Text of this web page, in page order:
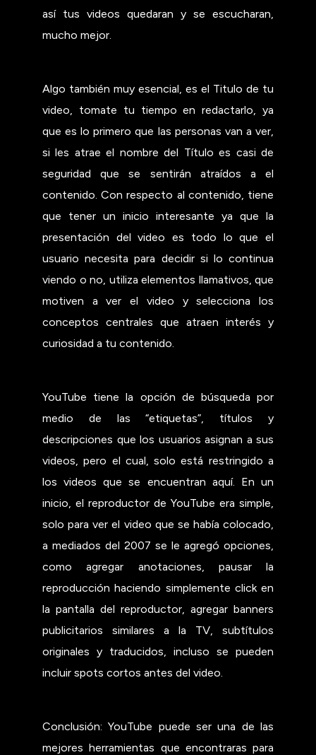
así tus videos quedaran y se escucharan,
mucho mejor.
Algo también muy esencial, es el Titulo de tu
video, tomate tu tiempo en redactarlo, ya
que es lo primero que las personas van a ver,
si les atrae el nombre del Título es casi de
seguridad que se sentirán atraídos a el
contenido. Con respecto al contenido, tiene
que tener un inicio interesante ya que la
presentación del video es todo lo que el
usuario necesita para decidir si lo continua
viendo o no, utiliza elementos llamativos, que
motiven a ver el video y selecciona los
conceptos centrales que atraen interés y
curiosidad a tu contenido.
YouTube tiene la opción de búsqueda por
medio de las “etiquetas”, títulos y
descripciones que los usuarios asignan a sus
videos, pero el cual, solo está restringido a
los videos que se encuentran aquí. En un
inicio, el reproductor de YouTube era simple,
solo para ver el video que se había colocado,
a mediados del 2007 se le agregó opciones,
como agregar anotaciones, pausar la
reproducción haciendo simplemente click en
la pantalla del reproductor, agregar banners
publicitarios similares a la TV, subtítulos
originales y traducidos, incluso se pueden
incluir spots cortos antes del video.
Conclusión: YouTube puede ser una de las
mejores herramientas que encontraras para